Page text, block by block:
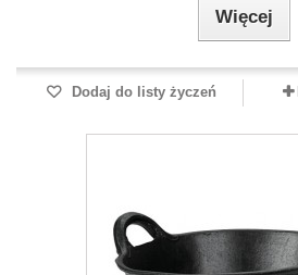
Więcej
Dodaj do listy życzeń